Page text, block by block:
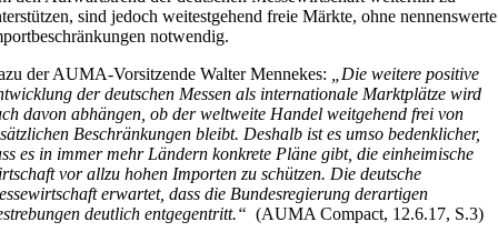
sind jedoch weitestgehend freie Märkte, ohne nennenswerte
notwendig.
der AUMA-Vorsitzende Walter Mennekes:
„Die weitere positive
der deutschen Messen als internationale Marktplätze wird
davon abhängen, ob der weltweite Handel weitgehend frei von
Beschränkungen bleibt. Deshalb ist es umso bedenklicher,
es in immer mehr Ländern konkrete Pläne gibt, die einheimische
vor allzu hohen Importen zu schützen. Die deutsche
erwartet, dass die Bundesregierung derartigen
deutlich entgegentritt.“ (AUMA Compact, 12.6.17, S.3)